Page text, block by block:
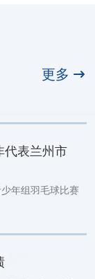
更多
创佳绩
代表兰州市
年组羽毛球比赛